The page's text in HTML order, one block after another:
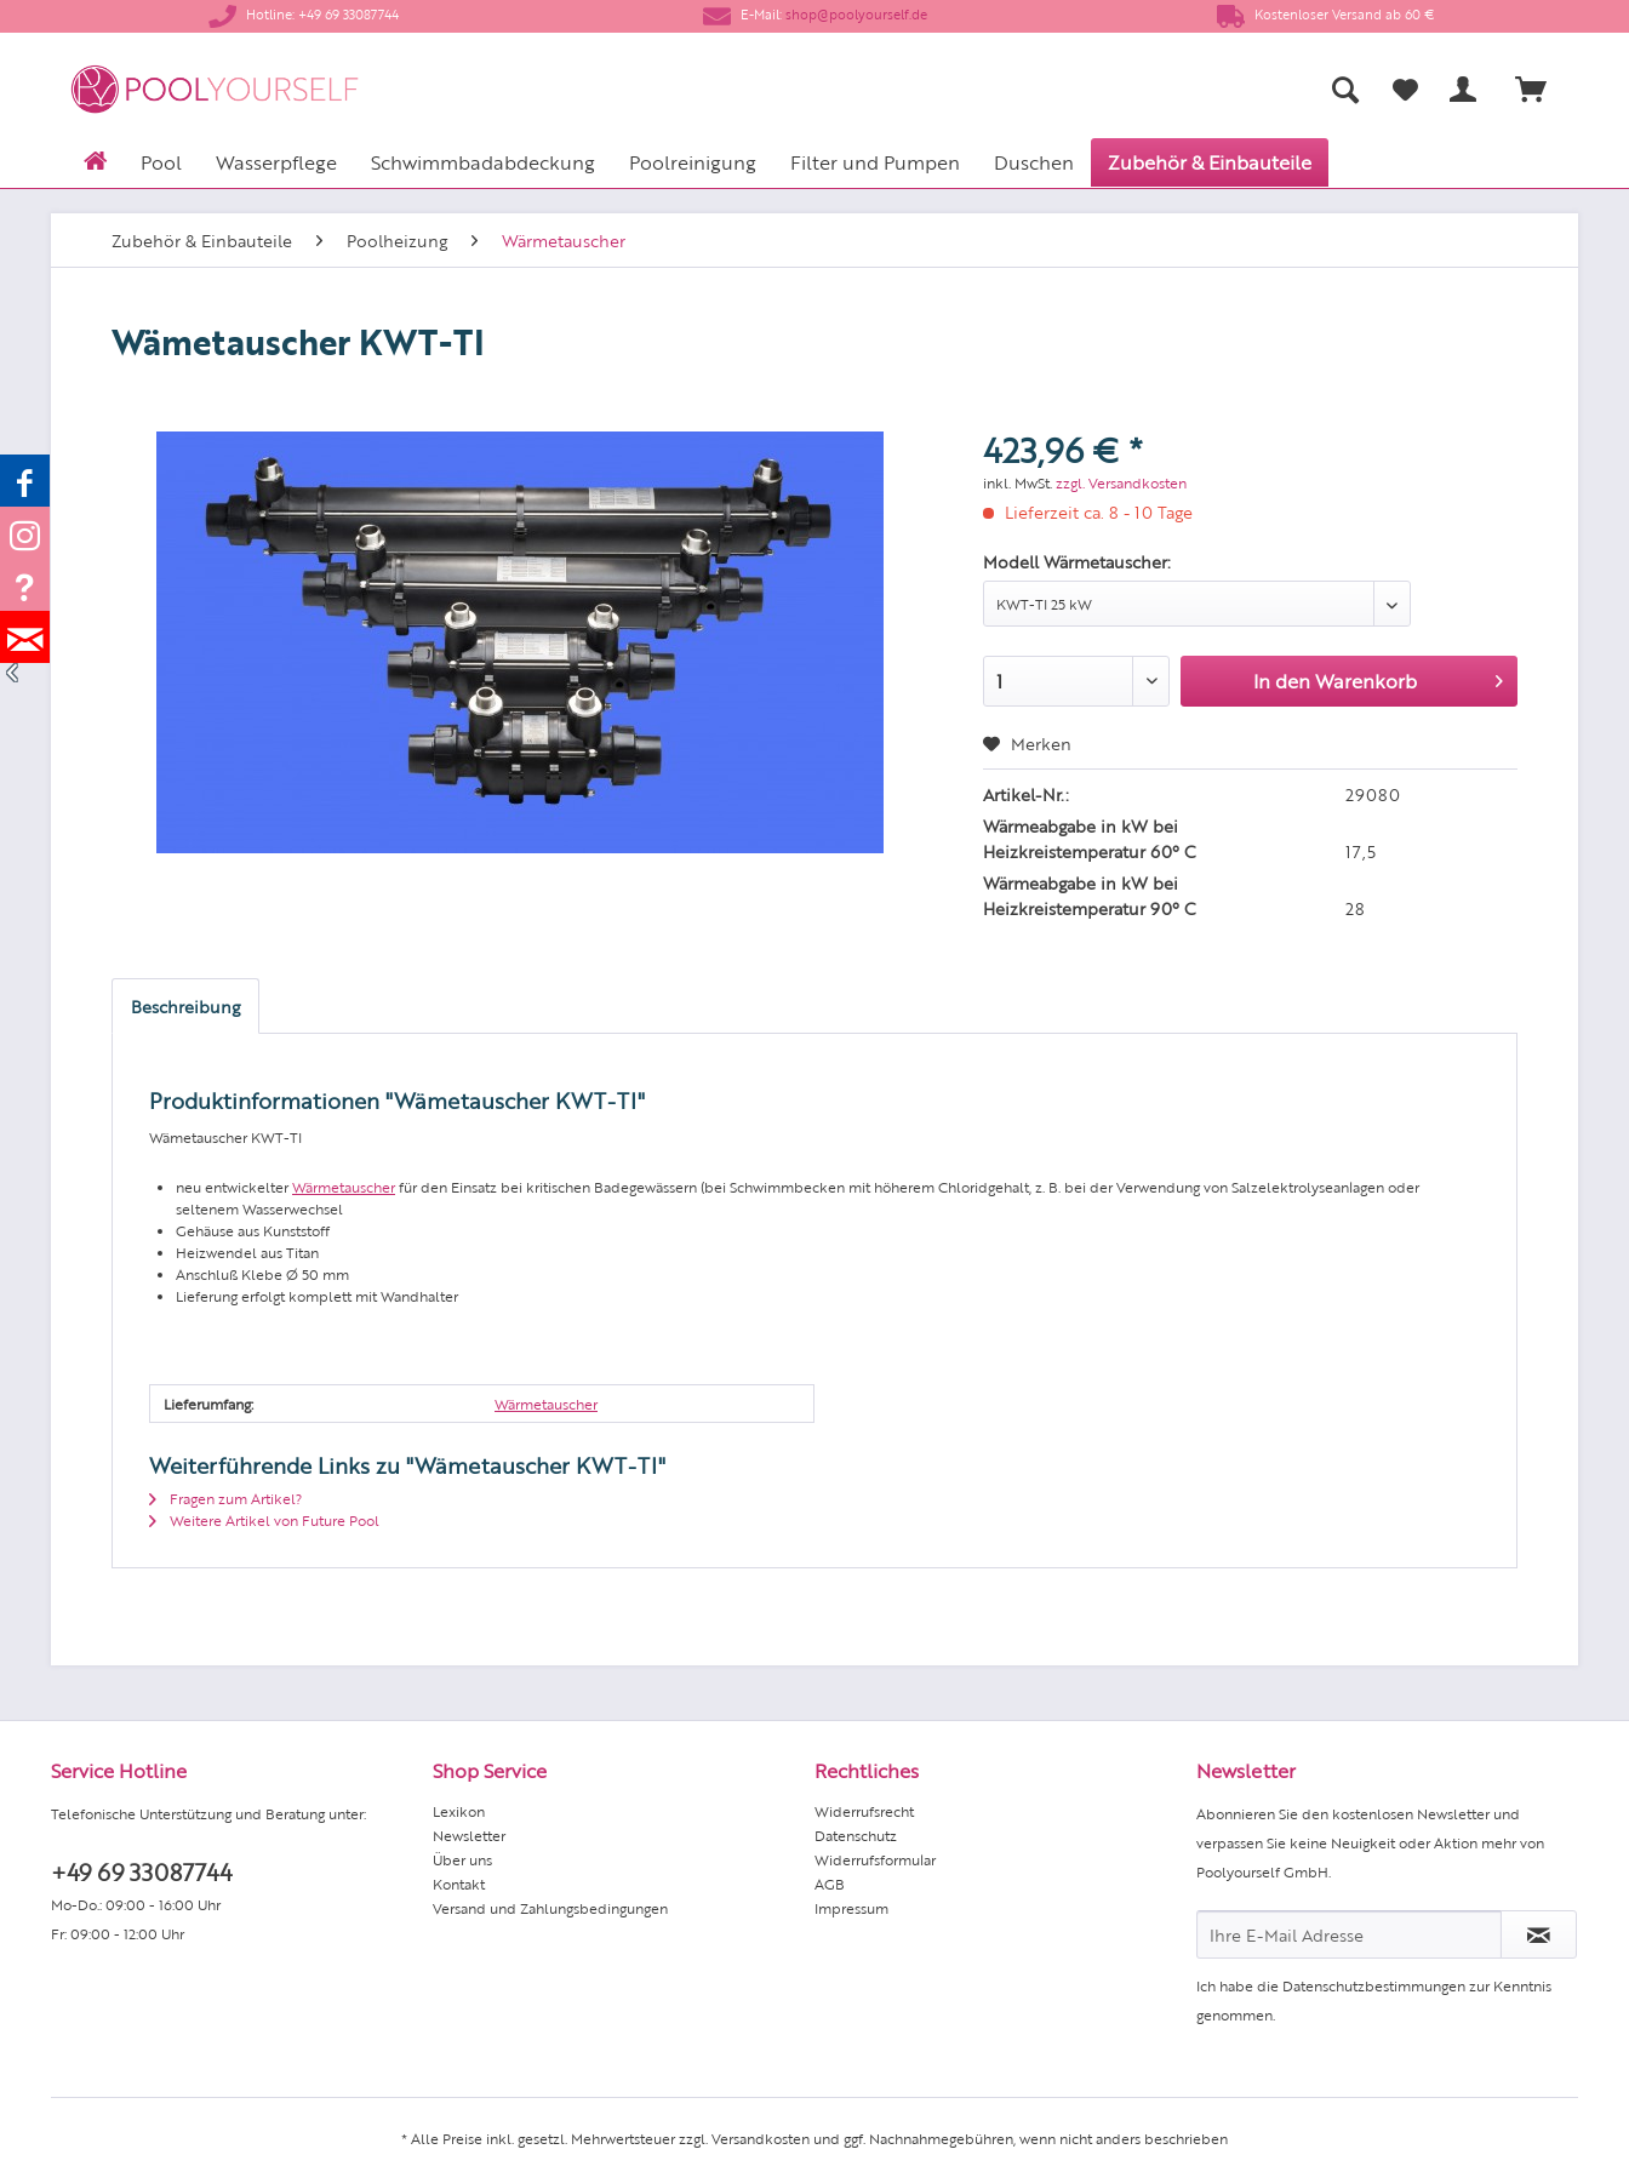
​Hotline: +49 69 33087744 ​E-Mail: shop@poolyourself.de Kostenloser Versand ab 60 €
Pool Wasserpflege Schwimmbadabdeckung Poolreinigung Filter und Pumpen Duschen Zubehör & Einbauteile
Zubehör & Einbauteile Poolheizung Wärmetauscher
Wämetauscher KWT-TI
423,96 € *
inkl. MwSt.zzgl. Versandkosten
Lieferzeit ca. 8 - 10 Tage
Modell Wärmetauscher:
In den Warenkorb
Merken
Artikel-Nr.:
29080
Wärmeabgabe in kW bei
Heizkreistemperatur 60° C
17,5
Wärmeabgabe in kW bei
Heizkreistemperatur 90° C
28
Beschreibung
Produktinformationen "Wämetauscher KWT-TI"
Wämetauscher KWT-TI
neu entwickelterWärmetauscherfür den Einsatz bei kritischen Badegewässern (bei Schwimmbecken mit höherem Chloridgehalt, z. B. bei der Verwendung von Salzelektrolyseanlagen oder
seltenem Wasserwechsel
Gehäuse aus Kunststoff
Heizwendel aus Titan
Anschluß Klebe Ø 50 mm
Lieferung erfolgt komplett mit Wandhalter
Lieferumfang: Wärmetauscher
Weiterführende Links zu "Wämetauscher KWT-TI"
Fragen zum Artikel?
Weitere Artikel von Future Pool
Service Hotline
Telefonische Unterstützung und Beratung unter:
+49 69 33087744
Mo-Do.: 09:00 - 16:00 Uhr
Fr: 09:00 - 12:00 Uhr
Shop Service
Lexikon
Newsletter
Über uns
Kontakt
Versand und Zahlungsbedingungen
Rechtliches
Widerrufsrecht
Datenschutz
Widerrufsformular
AGB
Impressum
Newsletter
Abonnieren Sie den kostenlosen Newsletter und
verpassen Sie keine Neuigkeit oder Aktion mehr von
Poolyourself GmbH.
Ich habe die Datenschutzbestimmungenzur Kenntnis
genommen.
* Alle Preise inkl. gesetzl. Mehrwertsteuer zzgl. Versandkosten und ggf. Nachnahmegebühren, wenn nicht anders beschrieben